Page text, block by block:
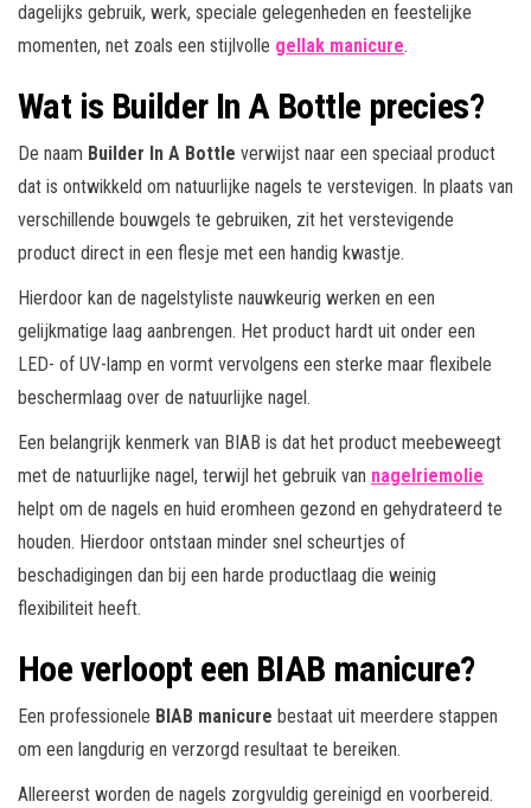
dagelijks gebruik, werk, speciale gelegenheden en feestelijke
momenten, net zoals een stijlvolle gellak manicure.
Wat is Builder In A Bottle precies?
De naam Builder In A Bottle verwijst naar een speciaal product
dat is ontwikkeld om natuurlijke nagels te verstevigen. In plaats van
verschillende bouwgels te gebruiken, zit het verstevigende
product direct in een flesje met een handig kwastje.
Hierdoor kan de nagelstyliste nauwkeurig werken en een
gelijkmatige laag aanbrengen. Het product hardt uit onder een
LED- of UV-lamp en vormt vervolgens een sterke maar flexibele
beschermlaag over de natuurlijke nagel.
Een belangrijk kenmerk van BIAB is dat het product meebeweegt
met de natuurlijke nagel, terwijl het gebruik van nagelriemolie
helpt om de nagels en huid eromheen gezond en gehydrateerd te
houden. Hierdoor ontstaan minder snel scheurtjes of
beschadigingen dan bij een harde productlaag die weinig
flexibiliteit heeft.
Hoe verloopt een BIAB manicure?
Een professionele BIAB manicure bestaat uit meerdere stappen
om een langdurig en verzorgd resultaat te bereiken.
Allereerst worden de nagels zorgvuldig gereinigd en voorbereid.